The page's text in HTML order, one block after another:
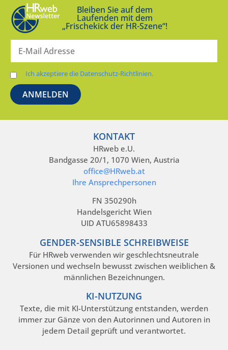
Bleiben Sie auf dem
Laufenden mit dem
„Frischekick der HR-Szene“!
Ich akzeptiere die Datenschutz-Richtlinien.
KONTAKT
HRweb e.U.
Bandgasse 20/1, 1070 Wien, Austria
office@HRweb.at
Ihre Ansprechpersonen
FN 350290h
Handelsgericht Wien
UID ATU65898433
GENDER-SENSIBLE SCHREIBWEISE
Für HRweb verwenden wir geschlechtsneutrale
Versionen und wechseln bewusst zwischen weiblichen &
männlichen Bezeichnungen.
KI-NUTZUNG
Texte, die mit KI-Unterstützung entstanden, werden
immer zur Gänze von den Autorinnen und Autoren in
jedem Detail geprüft und verantwortet.